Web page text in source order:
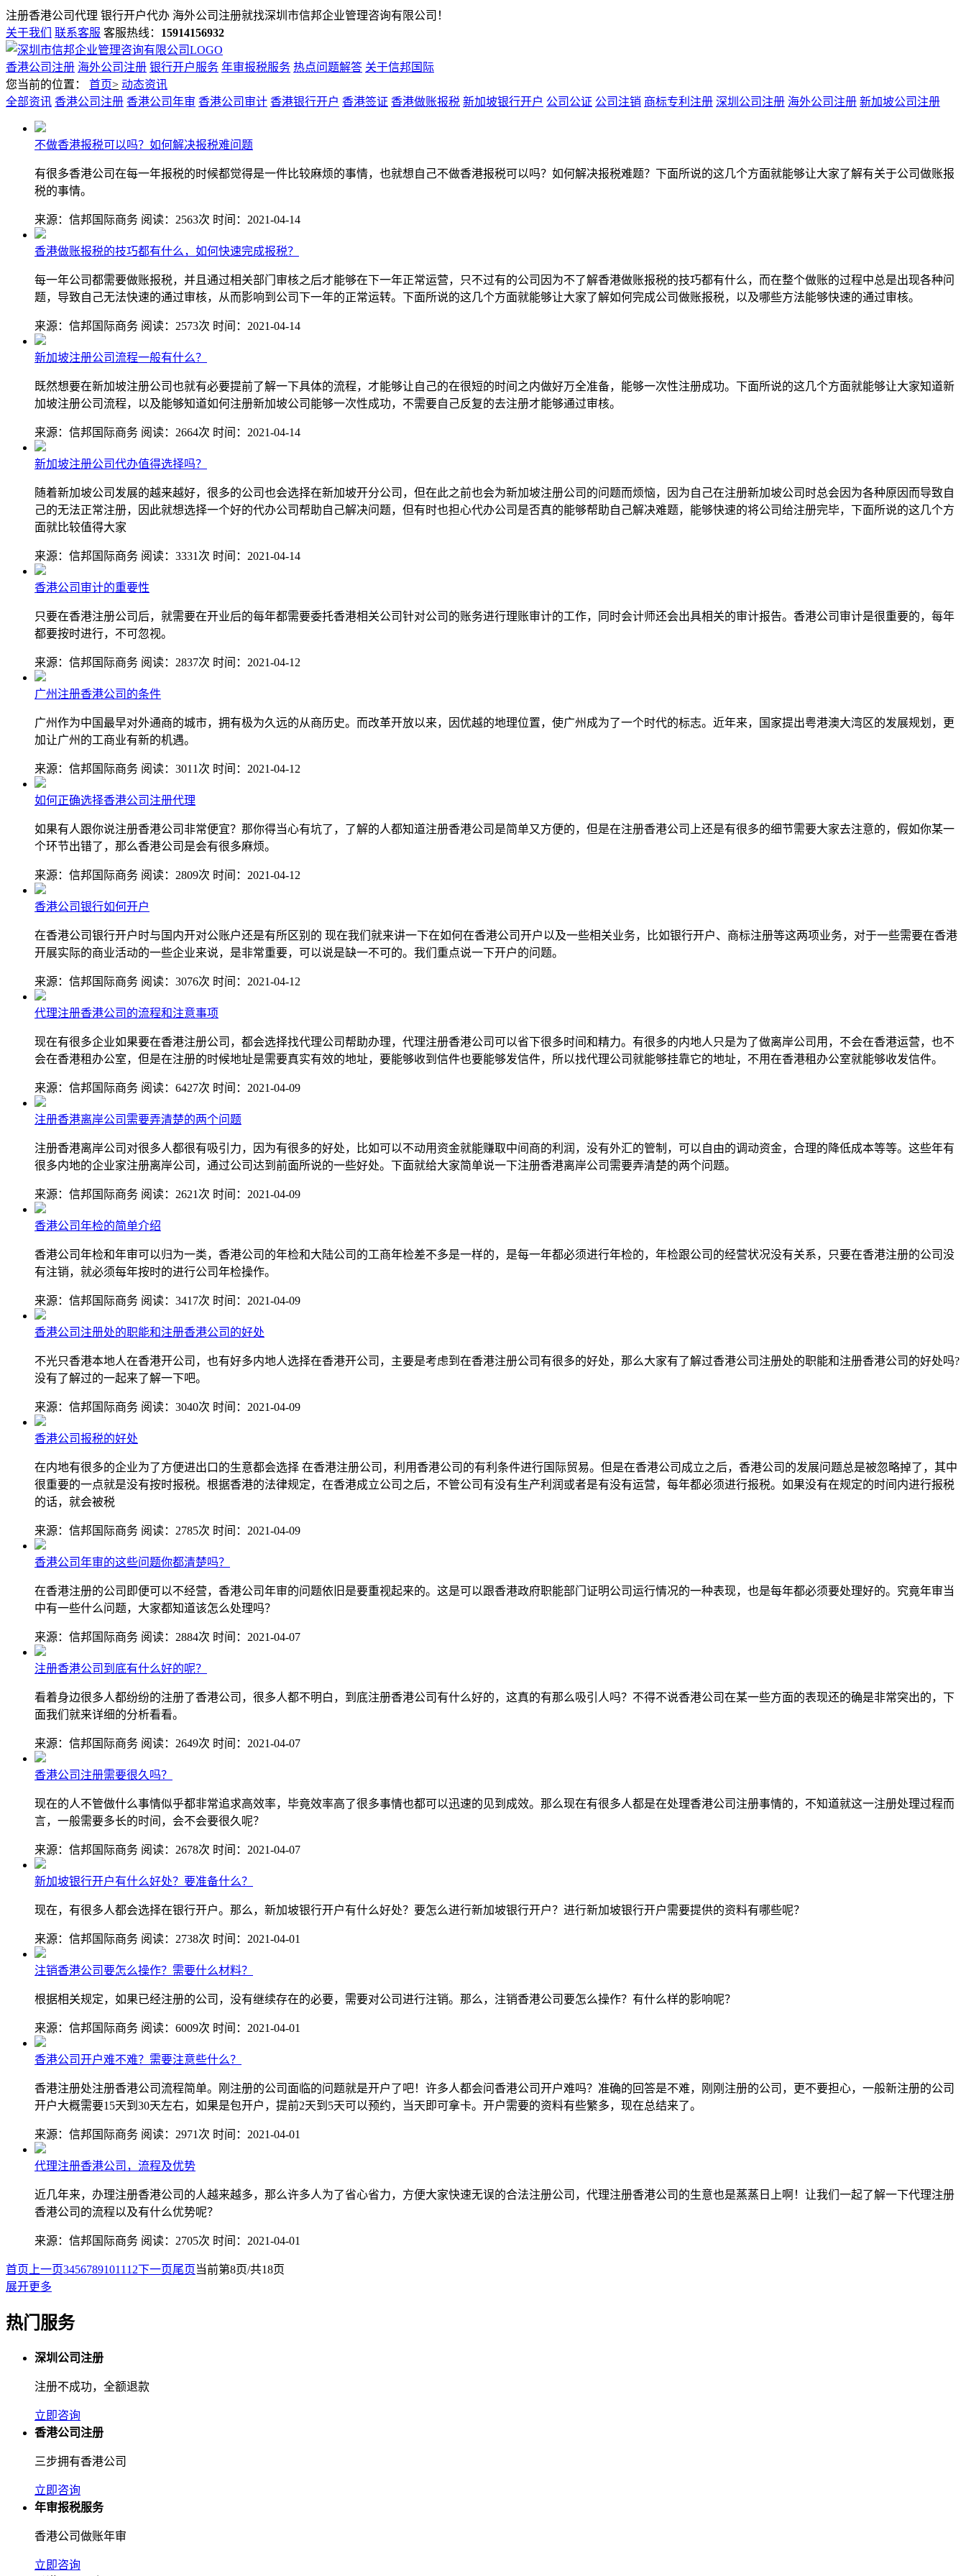
注册香港公司代理 银行开户代办 海外公司注册就找深圳市信邦企业管理咨询有限公司！
关于我们
联系客服 客服热线： 15914156932
香港公司注册 海外公司注册 银行开户服务 年审报税服务 热点问题解答 关于信邦国际
您当前的位置： 首页> 动态资讯
全部资讯 香港公司注册 香港公司年审 香港公司审计 香港银行开户 香港签证 香港做账报税 新加坡银行开户 公司公证 公司注销 商标专利注册 深圳公司注册 海外公司注册 新加坡公司注册
不做香港报税可以吗？如何解决报税难问题
有很多香港公司在每一年报税的时候都觉得是一件比较麻烦的事情，也就想自己不做香港报税可以吗？如何解决报税难题？下面所说的这几个方面就能够让大家了解有关于公司做账报
税的事情。
来源：信邦国际商务 阅读：2563次 时间：2021-04-14
香港做账报税的技巧都有什么，如何快速完成报税？
每一年公司都需要做账报税，并且通过相关部门审核之后才能够在下一年正常运营，只不过有的公司因为不了解香港做账报税的技巧都有什么，而在整个做账的过程中总是出现各种问
题，导致自己无法快速的通过审核，从而影响到公司下一年的正常运转。下面所说的这几个方面就能够让大家了解如何完成公司做账报税，以及哪些方法能够快速的通过审核。
来源：信邦国际商务 阅读：2573次 时间：2021-04-14
新加坡注册公司流程一般有什么？
既然想要在新加坡注册公司也就有必要提前了解一下具体的流程，才能够让自己的在很短的时间之内做好万全准备，能够一次性注册成功。下面所说的这几个方面就能够让大家知道新
加坡注册公司流程，以及能够知道如何注册新加坡公司能够一次性成功，不需要自己反复的去注册才能够通过审核。
来源：信邦国际商务 阅读：2664次 时间：2021-04-14
新加坡注册公司代办值得选择吗？
随着新加坡公司发展的越来越好，很多的公司也会选择在新加坡开分公司，但在此之前也会为新加坡注册公司的问题而烦恼，因为自己在注册新加坡公司时总会因为各种原因而导致自
己的无法正常注册，因此就想选择一个好的代办公司帮助自己解决问题，但有时也担心代办公司是否真的能够帮助自己解决难题，能够快速的将公司给注册完毕，下面所说的这几个方
面就比较值得大家
来源：信邦国际商务 阅读：3331次 时间：2021-04-14
香港公司审计的重要性
只要在香港注册公司后，就需要在开业后的每年都需要委托香港相关公司针对公司的账务进行理账审计的工作，同时会计师还会出具相关的审计报告。香港公司审计是很重要的，每年
都要按时进行，不可忽视。
来源：信邦国际商务 阅读：2837次 时间：2021-04-12
广州注册香港公司的条件
广州作为中国最早对外通商的城市，拥有极为久远的从商历史。而改革开放以来，因优越的地理位置，使广州成为了一个时代的标志。近年来，国家提出粤港澳大湾区的发展规划，更
加让广州的工商业有新的机遇。
来源：信邦国际商务 阅读：3011次 时间：2021-04-12
如何正确选择香港公司注册代理
如果有人跟你说注册香港公司非常便宜？那你得当心有坑了，了解的人都知道注册香港公司是简单又方便的，但是在注册香港公司上还是有很多的细节需要大家去注意的，假如你某一
个环节出错了，那么香港公司是会有很多麻烦。
来源：信邦国际商务 阅读：2809次 时间：2021-04-12
香港公司银行如何开户
在香港公司银行开户时与国内开对公账户还是有所区别的 现在我们就来讲一下在如何在香港公司开户以及一些相关业务，比如银行开户、商标注册等这两项业务，对于一些需要在香港
开展实际的商业活动的一些企业来说，是非常重要，可以说是缺一不可的。我们重点说一下开户的问题。
来源：信邦国际商务 阅读：3076次 时间：2021-04-12
代理注册香港公司的流程和注意事项
现在有很多企业如果要在香港注册公司，都会选择找代理公司帮助办理，代理注册香港公司可以省下很多时间和精力。有很多的内地人只是为了做离岸公司用，不会在香港运营，也不
会在香港租办公室，但是在注册的时候地址是需要真实有效的地址，要能够收到信件也要能够发信件，所以找代理公司就能够挂靠它的地址，不用在香港租办公室就能够收发信件。
来源：信邦国际商务 阅读：6427次 时间：2021-04-09
注册香港离岸公司需要弄清楚的两个问题
注册香港离岸公司对很多人都很有吸引力，因为有很多的好处，比如可以不动用资金就能赚取中间商的利润，没有外汇的管制，可以自由的调动资金，合理的降低成本等等。这些年有
很多内地的企业家注册离岸公司，通过公司达到前面所说的一些好处。下面就给大家简单说一下注册香港离岸公司需要弄清楚的两个问题。
来源：信邦国际商务 阅读：2621次 时间：2021-04-09
香港公司年检的简单介绍
香港公司年检和年审可以归为一类，香港公司的年检和大陆公司的工商年检差不多是一样的，是每一年都必须进行年检的，年检跟公司的经营状况没有关系，只要在香港注册的公司没
有注销，就必须每年按时的进行公司年检操作。
来源：信邦国际商务 阅读：3417次 时间：2021-04-09
香港公司注册处的职能和注册香港公司的好处
不光只香港本地人在香港开公司，也有好多内地人选择在香港开公司，主要是考虑到在香港注册公司有很多的好处，那么大家有了解过香港公司注册处的职能和注册香港公司的好处吗?
没有了解过的一起来了解一下吧。
来源：信邦国际商务 阅读：3040次 时间：2021-04-09
香港公司报税的好处
在内地有很多的企业为了方便进出口的生意都会选择 在香港注册公司，利用香港公司的有利条件进行国际贸易。但是在香港公司成立之后，香港公司的发展问题总是被忽略掉了，其中
很重要的一点就是没有按时报税。根据香港的法律规定，在香港成立公司之后，不管公司有没有生产利润或者是有没有运营，每年都必须进行报税。如果没有在规定的时间内进行报税
的话，就会被税
来源：信邦国际商务 阅读：2785次 时间：2021-04-09
香港公司年审的这些问题你都清楚吗？
在香港注册的公司即便可以不经营，香港公司年审的问题依旧是要重视起来的。这是可以跟香港政府职能部门证明公司运行情况的一种表现，也是每年都必须要处理好的。究竟年审当
中有一些什么问题，大家都知道该怎么处理吗？
来源：信邦国际商务 阅读：2884次 时间：2021-04-07
注册香港公司到底有什么好的呢？
看着身边很多人都纷纷的注册了香港公司，很多人都不明白，到底注册香港公司有什么好的，这真的有那么吸引人吗？不得不说香港公司在某一些方面的表现还的确是非常突出的，下
面我们就来详细的分析看看。
来源：信邦国际商务 阅读：2649次 时间：2021-04-07
香港公司注册需要很久吗？
现在的人不管做什么事情似乎都非常追求高效率，毕竟效率高了很多事情也都可以迅速的见到成效。那么现在有很多人都是在处理香港公司注册事情的，不知道就这一注册处理过程而
言，一般需要多长的时间，会不会要很久呢？
来源：信邦国际商务 阅读：2678次 时间：2021-04-07
新加坡银行开户有什么好处？要准备什么？
现在，有很多人都会选择在银行开户。那么，新加坡银行开户有什么好处？要怎么进行新加坡银行开户？进行新加坡银行开户需要提供的资料有哪些呢？
来源：信邦国际商务 阅读：2738次 时间：2021-04-01
注销香港公司要怎么操作？需要什么材料？
根据相关规定，如果已经注册的公司，没有继续存在的必要，需要对公司进行注销。那么，注销香港公司要怎么操作？有什么样的影响呢？
来源：信邦国际商务 阅读：6009次 时间：2021-04-01
香港公司开户难不难？需要注意些什么？
香港注册处注册香港公司流程简单。刚注册的公司面临的问题就是开户了吧！许多人都会问香港公司开户难吗？准确的回答是不难，刚刚注册的公司，更不要担心，一般新注册的公司
开户大概需要15天到30天左右，如果是包开户，提前2天到5天可以预约，当天即可拿卡。开户需要的资料有些繁多，现在总结来了。
来源：信邦国际商务 阅读：2971次 时间：2021-04-01
代理注册香港公司，流程及优势
近几年来，办理注册香港公司的人越来越多，那么许多人为了省心省力，方便大家快速无误的合法注册公司，代理注册香港公司的生意也是蒸蒸日上啊！让我们一起了解一下代理注册
香港公司的流程以及有什么优势呢？
来源：信邦国际商务 阅读：2705次 时间：2021-04-01
首页 上一页34567891011 12下一页尾页当前第8页/共18页
展开更多
热门服务
深圳公司注册
注册不成功，全额退款
立即咨询
香港公司注册
三步拥有香港公司
立即咨询
年审报税服务
香港公司做账年审
立即咨询